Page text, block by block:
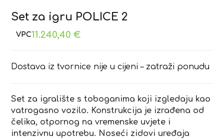
Set za igru POLICE 2
11.240,40€
Dostava iz tvornice nije u cijeni – zatraži ponudu
Set za igralište s toboganima koji izgledaju kao
vatrogasno vozilo. Konstrukcija je izrađena od
čelika, otpornog na vremenske uvjete i
intenzivnu upotrebu. Noseći zidovi uređaja